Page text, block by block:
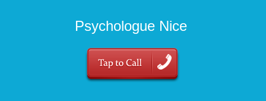
Psychologue Nice